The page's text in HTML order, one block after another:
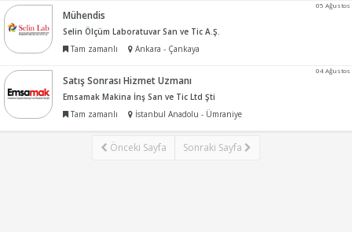
05 Ağustos
Mühendis
Selin Ölçüm Laboratuvar San ve Tic A.Ş.
Tam zamanlı
Ankara - Çankaya
04 Ağustos
Satış Sonrası Hizmet Uzmanı
Emsamak Makina İnş San ve Tic Ltd Şti
Tam zamanlı
İstanbul Anadolu - Ümraniye
Önceki Sayfa Sonraki Sayfa